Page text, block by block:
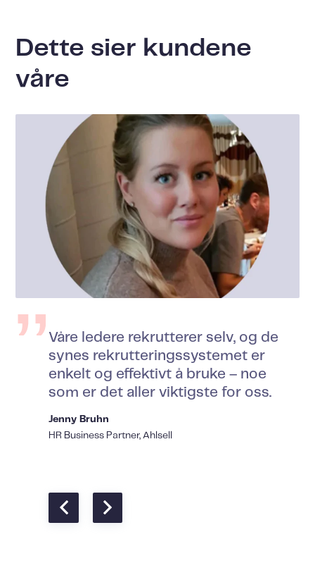
Dette sier kundene
våre
Våre ledere rekrutterer selv, og de
synes rekrutteringssystemet er
enkelt og effektivt å bruke – noe
som er det aller viktigste for oss.
Jenny Bruhn
HR Business Partner, Ahlsell